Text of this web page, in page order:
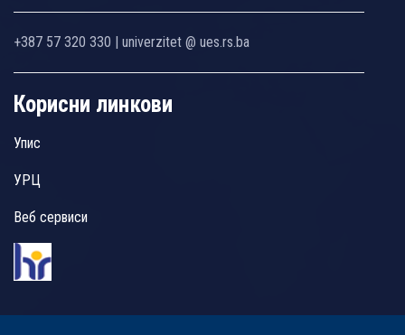
+387 57 320 330 | univerzitet @ ues.rs.ba
Корисни линкови
Упис
УРЦ
Веб сервиси